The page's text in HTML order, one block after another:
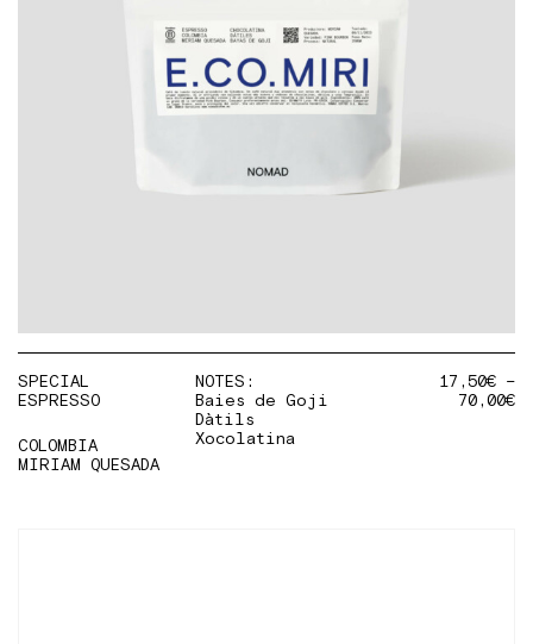
SPECIAL
ESPRESSO
COLOMBIA
MIRIAM QUESADA
NOTES:
Baies de Goji
Dàtils
Xocolatina
17,50€–
70,00€